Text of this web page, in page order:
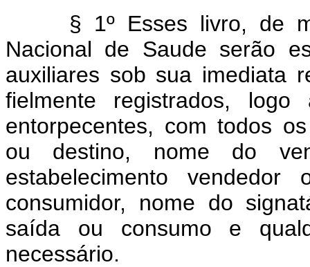
§ 1º Esses livro, de
Nacional de Saude serão
auxiliares sob sua imediata
fielmente registrados,
entorpecentes, com todos
ou destino, nome do
estabelecimento
consumidor, nome do
saída ou consumo e
necessário.